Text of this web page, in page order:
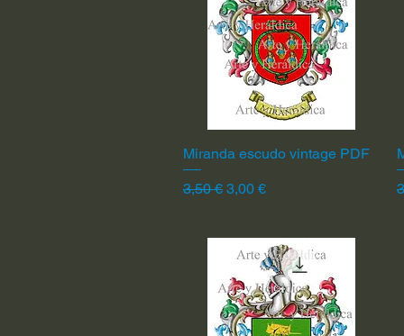
Vista rápida
Miranda escudo vintage PDF
Precio
3,50 € Precio de oferta
3,00 €